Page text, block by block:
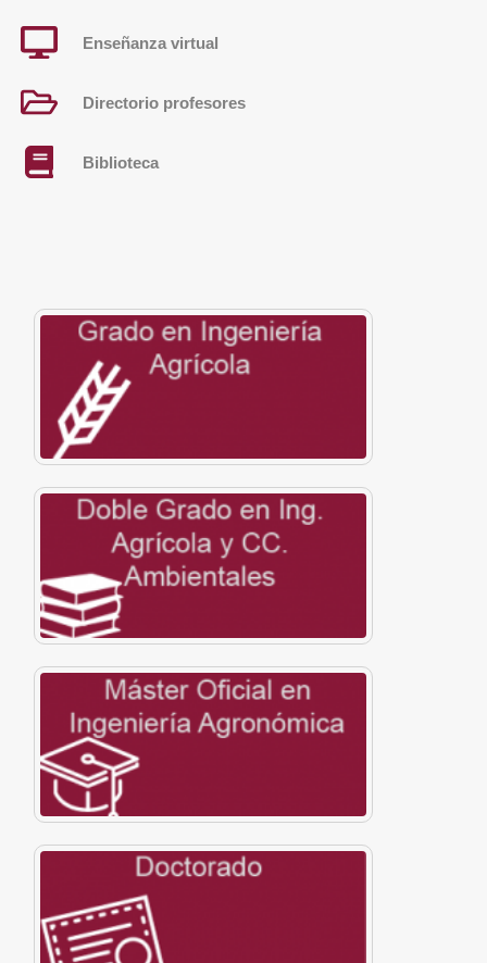
Enseñanza virtual
Directorio profesores
Biblioteca